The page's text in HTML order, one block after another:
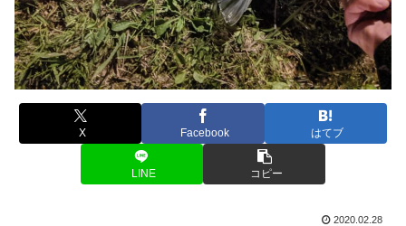
X Facebook はてブ
LINE コピー
2020.02.28